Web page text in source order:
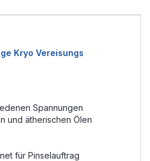
Kryo Vereisungs
Spannungen
und ätherischen Ölen
für Pinselauftrag